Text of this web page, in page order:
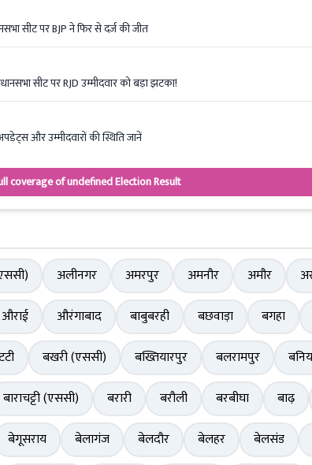
सीट पर BJP ने फिर से दर्ज की जीत
सीट पर RJD उम्मीदवार को बड़ा झटका!
और उम्मीदवारों की स्थिति जानें
coverage of undefined Election Result
अलीनगर अमरपुर अमनौर अमौर
औराई औरंगाबाद बाबुबरही बछवाड़ा बगहा
बखरी (एससी) बख्तियारपुर बलरामपुर
बाराचट्टी (एससी) बरारी बरौली बरबीघा बाढ़
बेगूसराय बेलागंज बेलदौर बेलहर बेलसंड